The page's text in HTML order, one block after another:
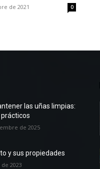
de 2021 0
las uñas limpias:
de 2025
y sus propiedades
2023